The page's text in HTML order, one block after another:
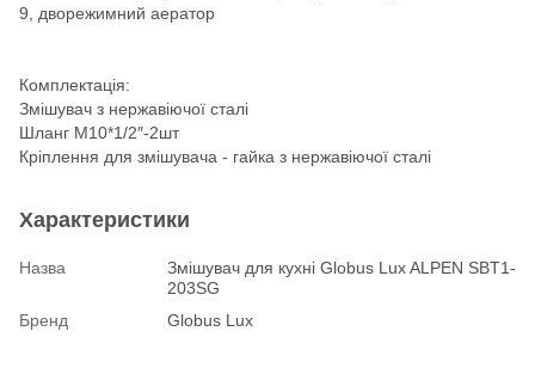
9, дворежимний аератор
Комплектація:
Змішувач з нержавіючої сталі
Шланг М10*1/2″-2шт
Кріплення для змішувача - гайка з нержавіючої сталі
Характеристики
Назва
Змішувач для кухні Globus Lux ALPEN SBT1-
203SG
Бренд
Globus Lux